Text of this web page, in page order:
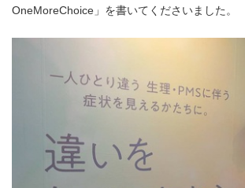
OneMoreChoice」を書いてくださいました。
Japanese